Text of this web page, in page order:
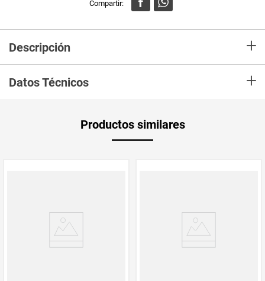
Descripción +
nutricional. Mantiene el adecuado funcionamiento del riñón por cuenta de
la utilización de diuréticos naturales y gracias a un nivel moderado de
Datos Técnicos +
Productos similares